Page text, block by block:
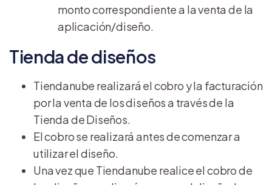
monto correspondiente a la venta de la
aplicación/diseño.
Tienda de diseños
Tiendanube realizará el cobro y la facturación
por la venta de los diseños a través de la
Tienda de Diseños.
El cobro se realizará antes de comenzar a
utilizar el diseño.
Una vez que Tiendanube realice el cobro de